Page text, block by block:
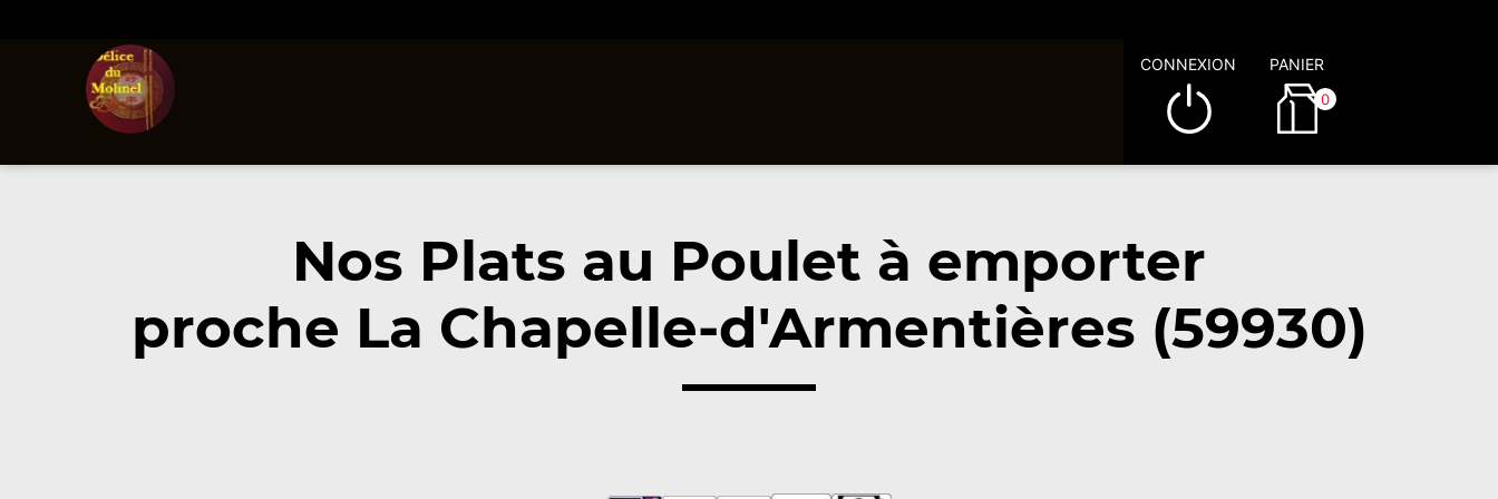
CONNEXION PANIER
0
Nos Plats au Poulet à emporter
proche La Chapelle-d'Armentières (59930)